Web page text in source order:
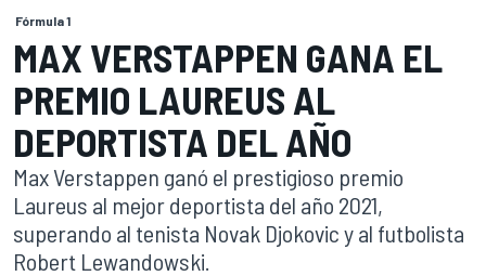
Fórmula 1
MAX VERSTAPPEN GANA EL
PREMIO LAUREUS AL
DEPORTISTA DEL AÑO
Max Verstappen ganó el prestigioso premio
Laureus al mejor deportista del año 2021,
superando al tenista Novak Djokovic y al futbolista
Robert Lewandowski.